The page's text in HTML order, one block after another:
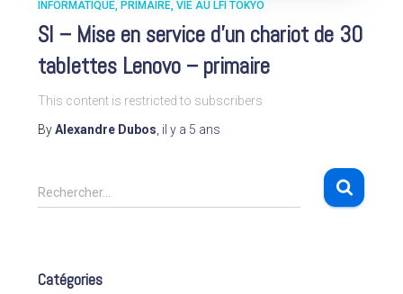
INFORMATIQUE PRIMAIRE VIE AU LFI TOKYO
SI – Mise en service d’un chariot de 30
tablettes Lenovo – primaire
This content is restricted to subscribers
ByAlexandre Dubos, il y a 5 ans
R
e
r
Rechercher…
Catégories